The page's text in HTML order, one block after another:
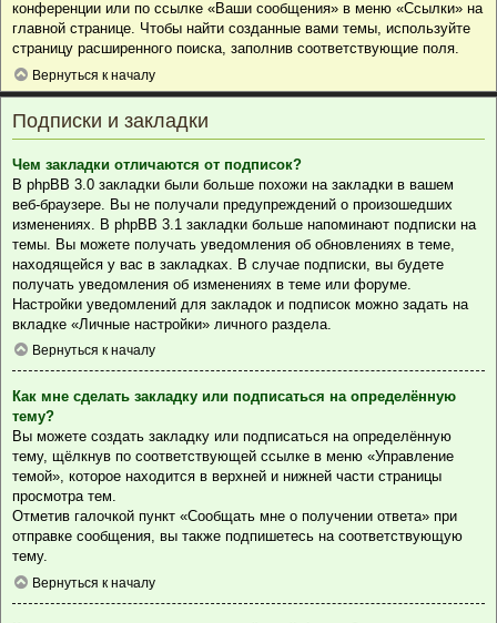
конференции или по ссылке «Ваши сообщения» в меню «Ссылки» на
главной странице. Чтобы найти созданные вами темы, используйте
страницу расширенного поиска, заполнив соответствующие поля.
Вернуться к началу
Подписки и закладки
Чем закладки отличаются от подписок?
В phpBB 3.0 закладки были больше похожи на закладки в вашем
веб-браузере. Вы не получали предупреждений о произошедших
изменениях. В phpBB 3.1 закладки больше напоминают подписки на
темы. Вы можете получать уведомления об обновлениях в теме,
находящейся у вас в закладках. В случае подписки, вы будете
получать уведомления об изменениях в теме или форуме.
Настройки уведомлений для закладок и подписок можно задать на
вкладке «Личные настройки» личного раздела.
Вернуться к началу
Как мне сделать закладку или подписаться на определённую
тему?
Вы можете создать закладку или подписаться на определённую
тему, щёлкнув по соответствующей ссылке в меню «Управление
темой», которое находится в верхней и нижней части страницы
просмотра тем.
Отметив галочкой пункт «Сообщать мне о получении ответа» при
отправке сообщения, вы также подпишетесь на соответствующую
тему.
Вернуться к началу